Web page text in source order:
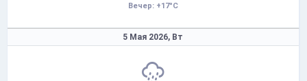
Вечер: +17°C
5 Мая 2026, Вт